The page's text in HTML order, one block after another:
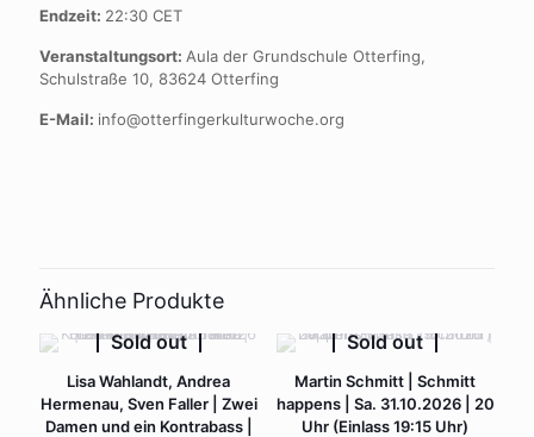
Endzeit: 22:30 CET
Veranstaltungsort: Aula der Grundschule Otterfing,
Schulstraße 10, 83624 Otterfing
E-Mail: info@otterfingerkulturwoche.org
Ähnliche Produkte
Sold out
Lisa Wahlandt, Andrea
Hermenau, Sven Faller | Zwei
Damen und ein Kontrabass |
Sold out
Martin Schmitt | Schmitt
happens | Sa. 31.10.2026 | 20
Uhr (Einlass 19:15 Uhr)